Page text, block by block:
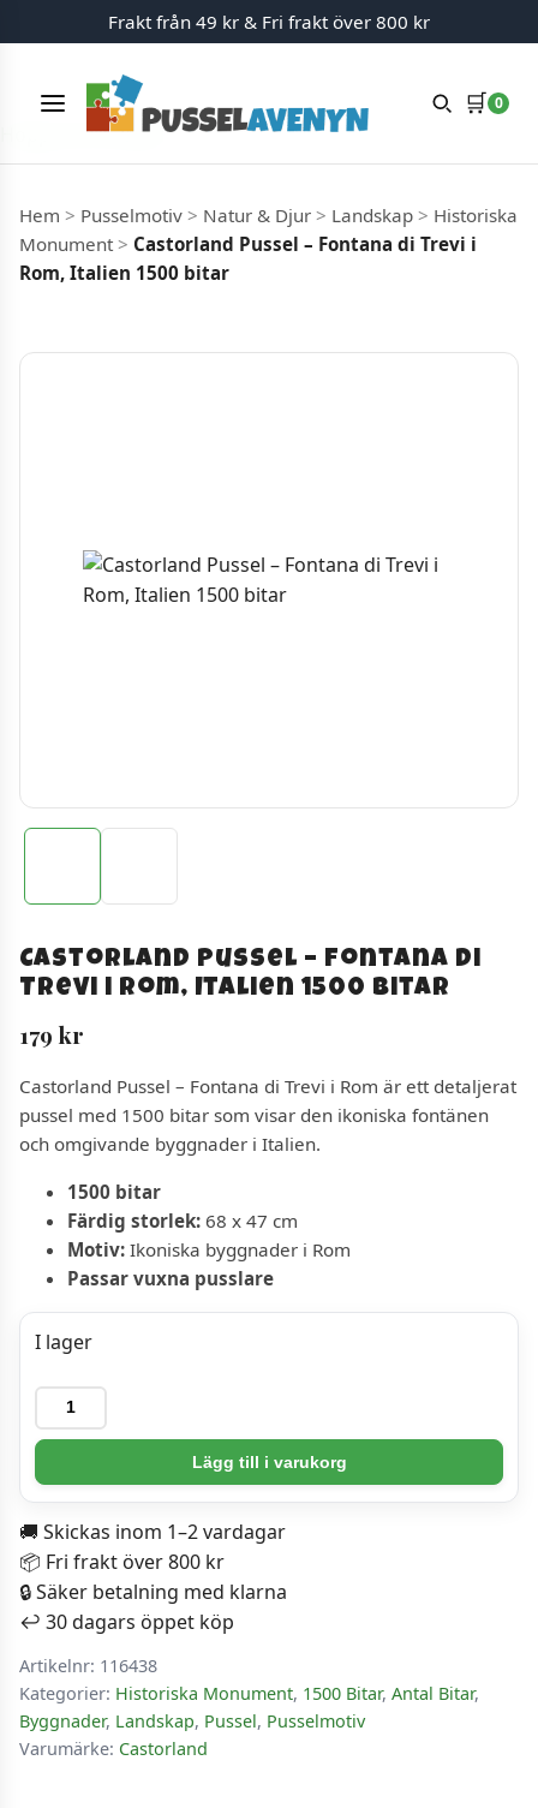
Hoppa till innehåll
Frakt från 49 kr & Fri frakt över 800 kr
Meny 🛒 0
Hem > Pusselmotiv > Natur & Djur > Landskap > Historiska
Monument > Castorland Pussel – Fontana di Trevi i
Rom, Italien 1500 bitar
Castorland Pussel – Fontana di
Trevi i Rom, Italien 1500 bitar
179 kr
Castorland Pussel – Fontana di Trevi i Rom är ett detaljerat
pussel med 1500 bitar som visar den ikoniska fontänen
och omgivande byggnader i Italien.
1500 bitar
Färdig storlek: 68 x 47 cm
Motiv: Ikoniska byggnader i Rom
Passar vuxna pusslare
I lager
Castorland
Pussel
Fontana
di
Trevi
i
Rom,
1500
bitar
mängd
Lägg till i varukorg
🚚 Skickas inom 1–2 vardagar
📦 Fri frakt över 800 kr
🔒 Säker betalning med klarna
↩️ 30 dagars öppet köp
Artikelnr: 116438
Kategorier: Historiska Monument, 1500 Bitar, Antal Bitar,
Byggnader, Landskap, Pussel, Pusselmotiv
Varumärke: Castorland